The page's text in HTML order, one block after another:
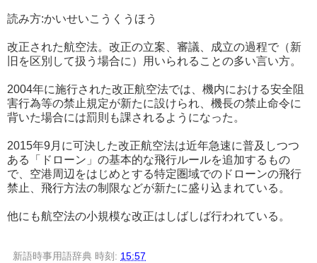
読み方:かいせいこうくうほう
改正された航空法。改正の立案、審議、成立の過程で（新
旧を区別して扱う場合に）用いられることの多い言い方。
2004年に施行された改正航空法では、機内における安全阻
害行為等の禁止規定が新たに設けられ、機長の禁止命令に
背いた場合には罰則も課されるようになった。
2015年9月に可決した改正航空法は近年急速に普及しつつ
ある「ドローン」の基本的な飛行ルールを追加するもの
で、空港周辺をはじめとする特定圏域でのドローンの飛行
禁止、飛行方法の制限などが新たに盛り込まれている。
他にも航空法の小規模な改正はしばしば行われている。
新語時事用語辞典 時刻: 15:57